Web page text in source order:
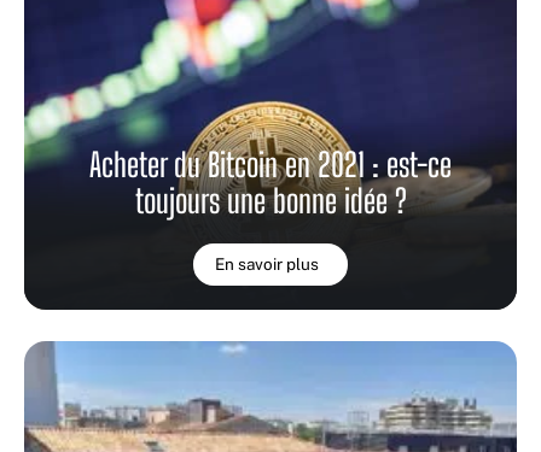
Acheter du Bitcoin en 2021 : est-ce
toujours une bonne idée ?
En savoir plus